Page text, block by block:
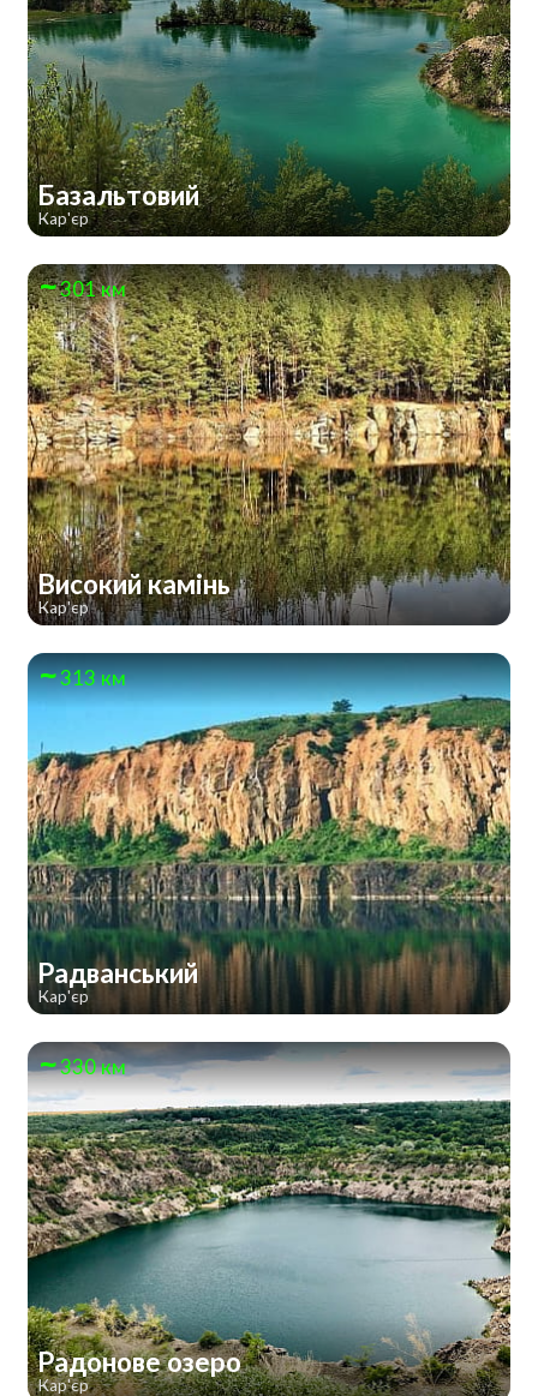
Базальтовий
Кар'єр
301 км
Високий камінь
Кар'єр
313 км
Радванський
Кар'єр
330 км
Радонове озеро
Кар'єр